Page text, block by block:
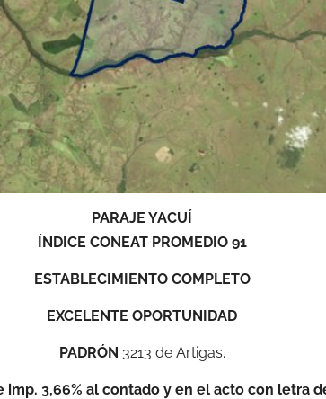
PARAJE YACUÍ
ÍNDICE CONEAT PROMEDIO 91
ESTABLECIMIENTO COMPLETO
EXCELENTE OPORTUNIDAD
PADRÓN 3213 de Artigas.
imp. 3,66% al contado y en el acto con letra